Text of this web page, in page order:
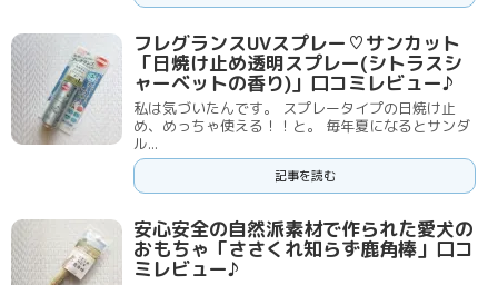
フレグランスUVスプレー♡サンカット
「日焼け止め透明スプレー(シトラスシ
ャーベットの香り)」口コミレビュー♪
私は気づいたんです。 スプレータイプの日焼け止
め、めっちゃ使える！！と。 毎年夏になるとサンダ
ル...
記事を読む
安心安全の自然派素材で作られた愛犬の
おもちゃ「ささくれ知らず鹿角棒」口コ
ミレビュー♪